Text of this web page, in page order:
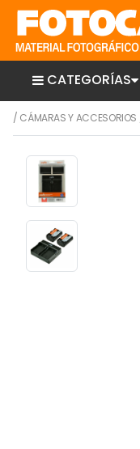
CATEGORÍAS
/ CÁMARAS Y ACCESORIOS